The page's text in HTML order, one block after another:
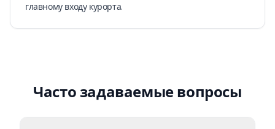
главному входу курорта.
Часто задаваемые вопросы